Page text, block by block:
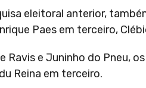
eleitoral anterior,
Paes em terceiro,
Ravis e Juninho do Pneu,
Reina em terceiro.